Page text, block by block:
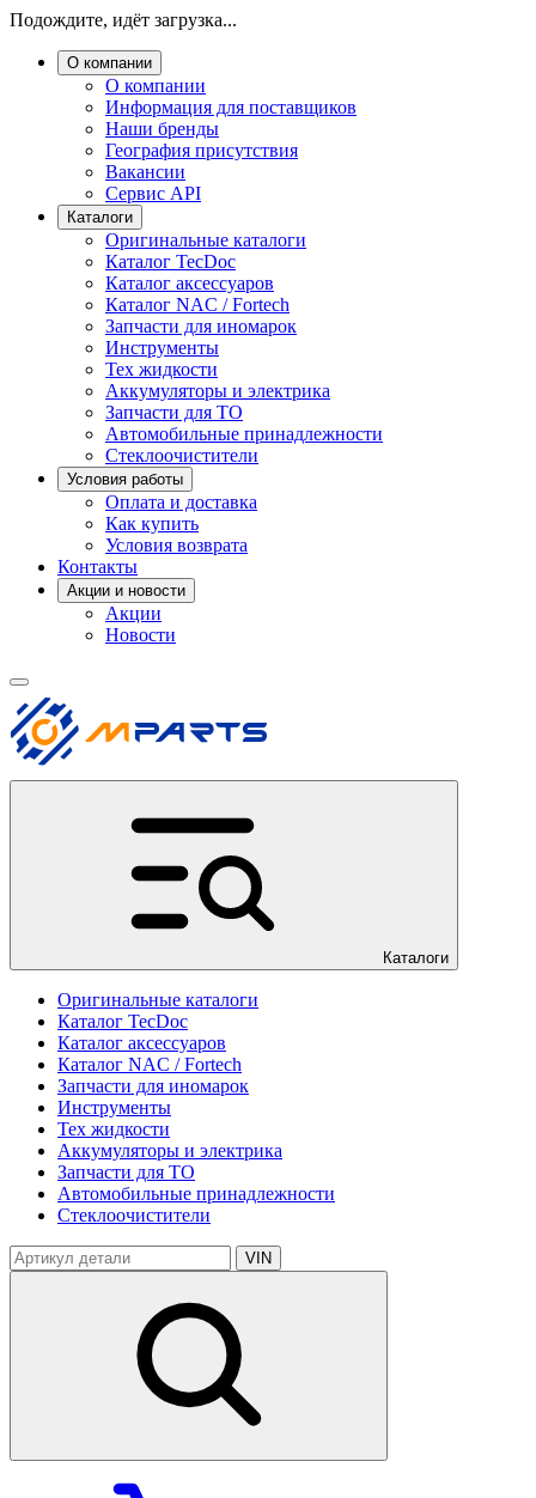
Подождите, идёт загрузка...
О компании
О компании
Информация для поставщиков
Наши бренды
География присутствия
Вакансии
Сервис API
Каталоги
Оригинальные каталоги
Каталог TecDoc
Каталог аксессуаров
Каталог NAC / Fortech
Запчасти для иномарок
Инструменты
Тех жидкости
Аккумуляторы и электрика
Запчасти для ТО
Автомобильные принадлежности
Стеклоочистители
Условия работы
Оплата и доставка
Как купить
Условия возврата
Контакты
Акции и новости
Акции
Новости
Каталоги
Оригинальные каталоги
Каталог TecDoc
Каталог аксессуаров
Каталог NAC / Fortech
Запчасти для иномарок
Инструменты
Тех жидкости
Аккумуляторы и электрика
Запчасти для ТО
Автомобильные принадлежности
Стеклоочистители
VIN